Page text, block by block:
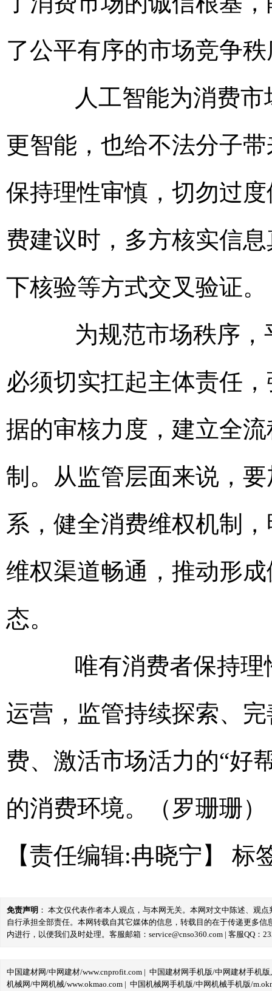
了公平有序的市场竞争
人工智能为消费市
更智能，也给不法分子
保持理性审慎，切勿过
费建议时，多方核实信
下核验等方式交叉验证。
为规范市场秩序，
必须切实扛起主体责任
据的审核力度，建立全
制。从监管层面来说，
系，健全消费维权机制
维权渠道畅通，推动形
态。
唯有消费者保持理
运营，监管持续探索、
费、激活市场活力的“好
的消费环境。（罗珊珊）
【责任编辑:冉晓宁】 标
免责声明 ： 本文仅代表作者本人观点，与本网无关。本网对文中陈述、观
自行承担全部责任。本网转载自其它媒体的信息，转载目的在于传递更多
内进行，以便我们及时处理。客服邮箱：service@cnso360.com | 客服QQ：
中国建材网/中网建材/www.cnprofit.com | 中国建材网手机版/中网建材手机版
机械网/中网机械/www.okmao.com | 中国机械网手机版/中网机械手机版/